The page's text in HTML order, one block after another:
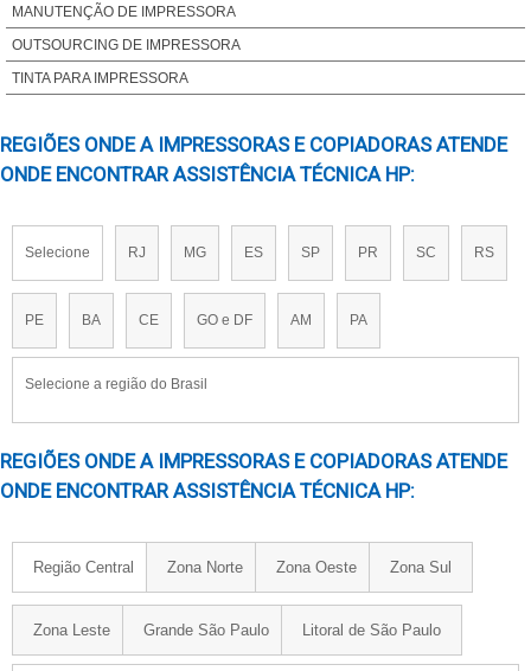
MANUTENÇÃO DE IMPRESSORA
OUTSOURCING DE IMPRESSORA
TINTA PARA IMPRESSORA
REGIÕES ONDE A IMPRESSORAS E COPIADORAS ATENDE
ONDE ENCONTRAR ASSISTÊNCIA TÉCNICA HP:
Selecione RJ MG ES SP PR SC RS
PE BA CE GO e DF AM PA
Selecione a região do Brasil
REGIÕES ONDE A IMPRESSORAS E COPIADORAS ATENDE
ONDE ENCONTRAR ASSISTÊNCIA TÉCNICA HP:
Região Central Zona Norte Zona Oeste Zona Sul
Zona Leste Grande São Paulo Litoral de São Paulo